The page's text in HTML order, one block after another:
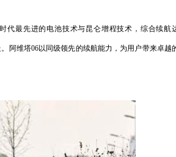
代最先进的电池技术与昆仑增程技术，综合续航
阿维塔06以同级领先的续航能力，为用户带来卓越